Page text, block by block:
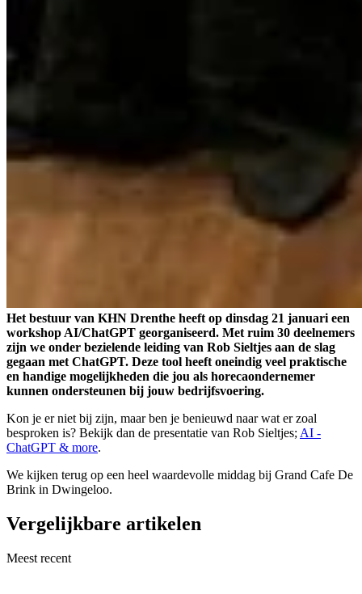
Het bestuur van KHN Drenthe heeft op dinsdag 21 januari een
workshop AI/ChatGPT georganiseerd. Met ruim 30 deelnemers
zijn we onder bezielende leiding van Rob Sieltjes aan de slag
gegaan met ChatGPT. Deze tool heeft oneindig veel praktische
en handige mogelijkheden die jou als horecaondernemer
kunnen ondersteunen bij jouw bedrijfsvoering.
Kon je er niet bij zijn, maar ben je benieuwd naar wat er zoal
besproken is? Bekijk dan de presentatie van Rob Sieltjes; AI -
ChatGPT & more.
We kijken terug op een heel waardevolle middag bij Grand Cafe De
Brink in Dwingeloo.
Vergelijkbare artikelen
Meest recent